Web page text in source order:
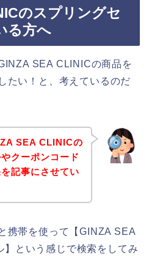
のスプリングセ
る方へ
SEA CLINICの商品を
たい！と、考えているのだ
SEA CLINICの
クーポンコード
記事にさせてい
携帯を使って【GINZA SEA
という感じで検索をしてみ